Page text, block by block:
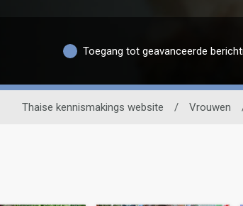
Toegang tot geavanceerde
Thaise kennismakings website / Vrouwen